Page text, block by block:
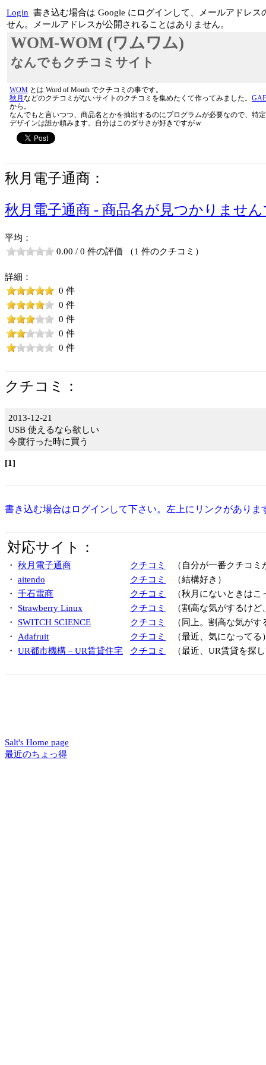
Login 書き込む場合は Google にログインして、メールアドレ
せん。メールアドレスが公開されることはありません。
WOM-WOM (ワムワム)
なんでもクチコミサイト
WOM とは Word of Mouth でクチコミの事です。
秋月 などのクチコミがないサイトのクチコミを集めたくて作ってみました。 GAE
から。
なんでもと言いつつ、商品名とかを抽出するのにプログラムが必要なので、特
デザインは誰か頼みます。自分はこのダサさが好きですがｗ
秋月電子通商：
秋月電子通商 - 商品名が見つかりませ
平均：
0.00 / 0 件の評価 （1 件のクチコミ）
詳細：
0 件
0 件
0 件
0 件
0 件
クチコミ：
2013-12-21
USB 使えるなら欲しい
今度行った時に買う
[1]
書き込む場合はログインして下さい。左上にリンクがありま
対応サイト：
・ 秋月電子通商 クチコミ
（自分が一番クチコミ
・ aitendo クチコミ
（結構好き）
・ 千石電商 クチコミ
（秋月にないときはこ
・ Strawberry Linux クチコミ
（割高な気がするけど
・ SWITCH SCIENCE クチコミ
（同上。割高な気がす
・ Adafruit クチコミ
（最近、気になってる
・ UR都市機構－UR賃貸住宅 クチコミ （最近、UR賃貸を探
Salt's Home page
最近のちょっ得